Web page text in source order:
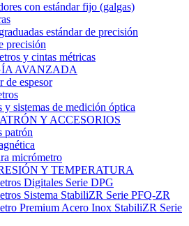
con estándar fijo (galgas)
estándar de precisión
precisión
y cintas métricas
AVANZADA
de espesor
y sistemas de medición óptica
Y ACCESORIOS
patrón
micrómetro
Y TEMPERATURA
Digitales Serie DPG
Sistema StabiliZR Serie PFQ-ZR
Premium Acero Inox StabiliZR Serie